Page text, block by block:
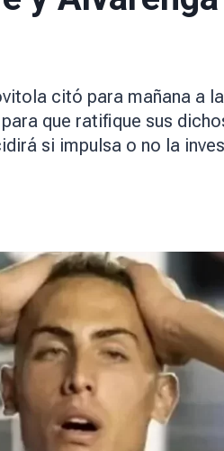
citó para mañana a
que ratifique sus
si impulsa o no la